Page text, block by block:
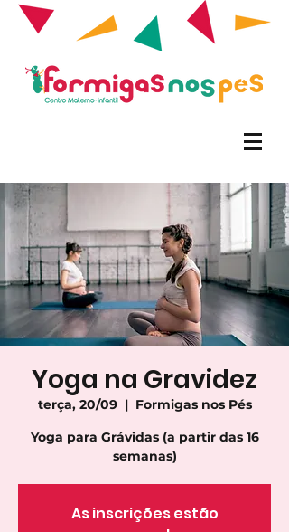
Yoga na Gravidez
terça, 20/09
  |
Formigas nos Pés
Yoga para Grávidas (a partir das 16
semanas)
As inscrições estão